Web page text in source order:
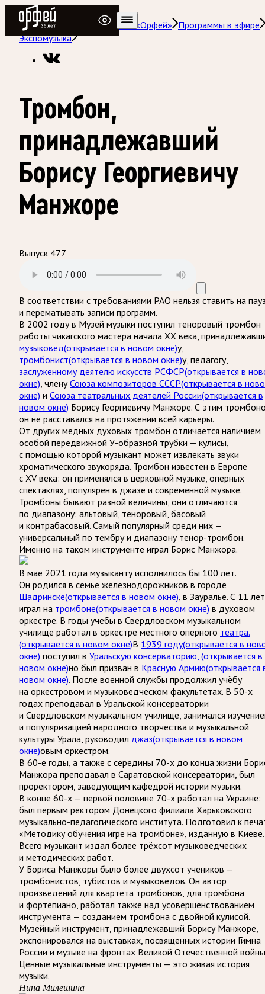
Радио Орфей
Радио классической музыки «Орфей» Программы в эфире
Экспомузыка
Тромбон,
принадлежавший
Борису Георгиевичу
Манжоре
Выпуск 477
В соответствии с требованиями РАО нельзя ставить на
и перематывать записи программ.
В 2002 году в Музей музыки поступил теноровый тромбон
работы чикагского мастера начала XX века,
музыковед(открывается в новом окне)у,
тромбонист(открывается в новом окне)у, педагогу,
заслуженному деятелю искусств РСФСР(открывается в
окне) , членуСоюза композиторов СССР(открывается в
окне) и Союза театральных деятелей России(открывается в
новом окне) Борису Георгиевичу Манжоре. С этим
он не расставался на протяжении всей карьеры.
От других медных духовых тромбон отличается наличием
особой передвижной У-образной трубки — кулисы,
с помощью которой музыкант может извлекать звуки
хроматического звукоряда. Тромбон известен в Европе
с XV века: он применялся в церковной музыке, оперных
спектаклях, популярен в джазе и современной музыке.
Тромбоны бывают разной величины, они отличаются
по диапазону: альтовый, теноровый, басовый
и контрабасовый. Самый популярный среди них —
универсальный по тембру и диапазону тенор-тромбон.
Именно на таком инструменте играл Борис Манжора.
В мае 2021 года музыканту исполнилось бы 100 лет.
Он родился в семье железнодорожников в городе
Шадринске(открывается в новом окне) , в Зауралье. С 11 лет
играл на тромбоне(открывается в новом окне) в духовом
оркестре. В годы учебы в Свердловском музыкальном
училище работал в оркестре местного оперного театра.
(открывается в новом окне)В 1939 году(открывается в
окне) поступил в Уральскую консерваторию, (открывается в
новом окне)но был призван в Красную Армию(открывается
новом окне). После военной службы продолжил учёбу
на оркестровом и музыковедческом факультетах. В 50-х
годах преподавал в Уральской консерватории
и Свердловском музыкальном училище, занимался
и популяризацией народного творчества и музыкальной
культуры Урала, руководил джаз(открывается в новом
окне)овым оркестром.
В 60-е годы, а также с середины 70-х до конца жизни
Манжора преподавал в Саратовской консерватории, был
проректором, заведующим кафедрой истории музыки.
В конце 60-х — первой половине 70-х работал на Украине:
был первым ректором Донецкого филиала Харьковского
музыкально-педагогического института. Подготовил к
«Методику обучения игре на тромбоне», изданную в Киеве.
Всего музыкант издал более трёхсот музыковедческих
и методических работ.
У Бориса Манжоры было более двухсот учеников —
тромбонистов, тубистов и музыковедов. Он автор
произведений для квартета тромбонов, для тромбона
и фортепиано, работал также над усовершенствованием
инструмента — созданием тромбона с двойной кулисой.
Музейный инструмент, принадлежавший Борису Манжоре,
экспонировался на выставках, посвященных истории Гимна
России и музыке на фронтах Великой Отечественной
Ценные музыкальные инструменты — это живая история
музыки.
Нина Милешина